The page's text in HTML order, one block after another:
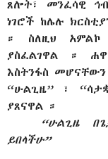
ጸሎት፣ መንፈሳዊ
ነገሮች ከሌሉ
። ስለዚህ አምልኮ
ያስፈልገዋል ።
እስትንፋስ
“ሁልጊዜ” ፣
ያጸናዋል ።
“ሁልጊዜ
ይበላችሁ”